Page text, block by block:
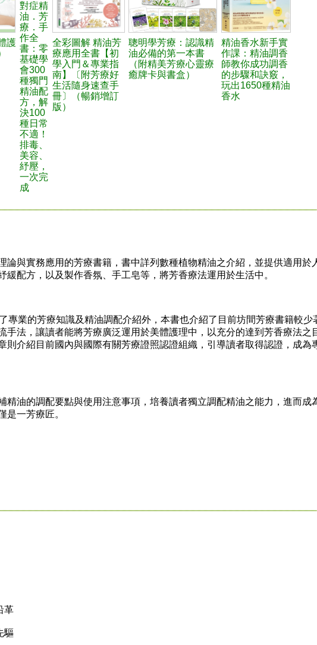
護
對症精
油．芳
療．手
作全
書：零
基礎學
會300
種獨門
精油配
方，解
決100
種日常
不適！
排毒、
美容、
紓壓，
一次完
成
全彩圖解 精油芳
療應用全書【初
學入門＆專業指
南】〔附芳療好
生活隨身速查手
冊〕（暢銷增訂
版）
聰明學芳療：認識精
油必備的第一本書
（附精美芳療心靈療
癒牌卡與書盒）
精油香水新手實
作課：精油調香
師教你成功調香
的步驟和訣竅，
玩出1650種精油
香水
與實務應用的芳療書籍，書中詳列數種植物精油之介紹，並提供適用於
緩配方，以及製作香氛、手工皂等，將芳香療法運用於生活中。
業的芳療知識及精油調配介紹外，本書也介紹了目前坊間芳療書籍較少
手法，讓讀者能將芳療廣泛運用於美體護理中，以充分的達到芳香療法之
則介紹目前國內與國際有關芳療證照認證組織，引導讀者取得認證，成為
油的調配要點與使用注意事項，培養讀者獨立調配精油之能力，進而成
是一芳療匠。
革
驅